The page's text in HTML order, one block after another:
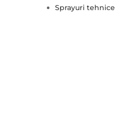
Sprayuri tehnice